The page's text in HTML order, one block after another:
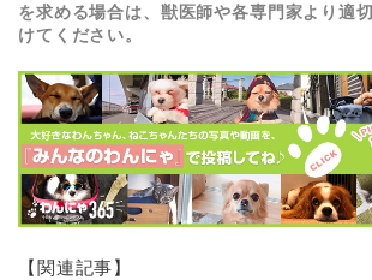
を求める場合は、獣医師や各専門家より適
けてください。
【関連記事】